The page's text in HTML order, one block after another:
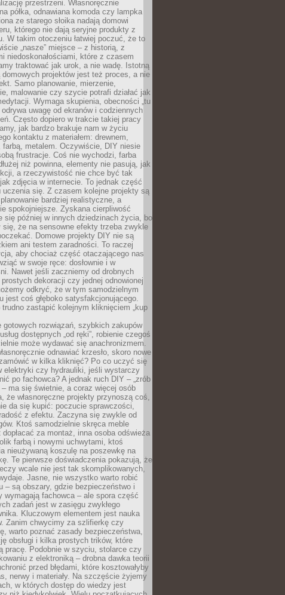
przestrzeni. Własnoręcznie
półka, odnawiana komoda czy lampka
ze starego słoika nadają domowi
którego nie dają seryjne produkty z
W takim otoczeniu łatwiej poczuć, że to
„nasze” miejsce – z historią, z
niedoskonałościami, które z czasem
traktować jak urok, a nie wadę. Istotną
projektów jest też proces, a nie
Samo planowanie, mierzenie,
malowanie czy szycie potrafi działać jak
Wymaga skupienia, obecności „tu
odrywa uwagę od ekranów i codziennych
Często dopiero w trakcie takiej pracy
jak bardzo brakuje nam w życiu
kontaktu z materiałem: drewnem,
farbą, metalem. Oczywiście, DIY niesie
frustracje. Coś nie wychodzi, farba
niż powinna, elementy nie pasują, jak
a rzeczywistość nie chce być tak
zdjęcia w internecie. To jednak część
uczenia się. Z czasem kolejne projekty są
bardziej realistyczne, a
spokojniejsze. Zyskana cierpliwość
się później w innych dziedzinach życia, bo
się, że na sensowne efekty trzeba zwykle
Domowe projekty DIY nie są
ani testem zaradności. To raczej
aby chociaż część otaczającego nas
w swoje ręce: dosłownie i w
Nawet jeśli zaczniemy od drobnych
prostych dekoracji czy jednej odnowionej
odkryć, że w tym samodzielnym
jest coś głęboko satysfakcjonującego.
zastąpić kolejnym kliknięciem „kup
gotowych rozwiązań, szybkich zakupów
dostępnych „od ręki”, robienie czegoś
może wydawać się anachronizmem.
odnawiać krzesło, skoro nowe
w kilka kliknięć? Po co uczyć się
elektryki czy hydrauliki, jeśli wystarczy
po fachowca? A jednak ruch DIY – „zrób
– ma się świetnie, a coraz więcej osób
że własnoręczne projekty przynoszą coś,
da się kupić: poczucie sprawczości,
z efektu. Zaczyna się zwykle od
Ktoś samodzielnie skręca meble
dopłacać za montaż, inna osoba odświeża
farbą i nowymi uchwytami, ktoś
nieużywaną koszulę na poszewkę na
Te pierwsze doświadczenia pokazują, że
wcale nie jest tak skomplikowanych,
Jasne, nie wszystko warto robić
– są obszary, gdzie bezpieczeństwo i
wymagają fachowca – ale spora część
zadań jest w zasięgu zwykłego
Kluczowym elementem jest nauka
Zanim chwycimy za szlifierkę czy
warto poznać zasady bezpieczeństwa,
obsługi i kilka prostych trików, które
pracę. Podobnie w szyciu, stolarce czy
z elektroniką – drobna dawka teorii
przed błędami, które kosztowałyby
nerwy i materiały. Na szczęście żyjemy
w których dostęp do wiedzy jest